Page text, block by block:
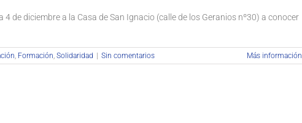
de diciembre a la Casa de San Ignacio (calle de los Geranios nº30) a conocer
Formación Solidaridad | Sin comentarios Más información